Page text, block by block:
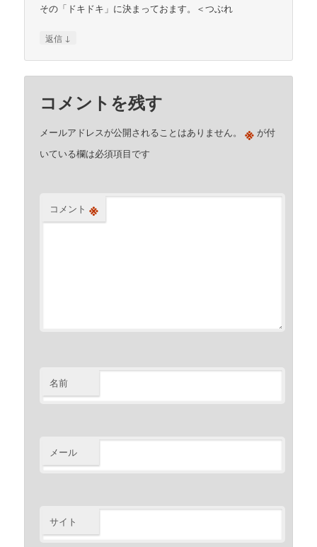
その「ドキドキ」に決まっておます。＜つぶれ
返信 ↓
コメントを残す
メールアドレスが公開されることはありません。 ※ が付
いている欄は必須項目です
コメント ※
名前
メール
サイト